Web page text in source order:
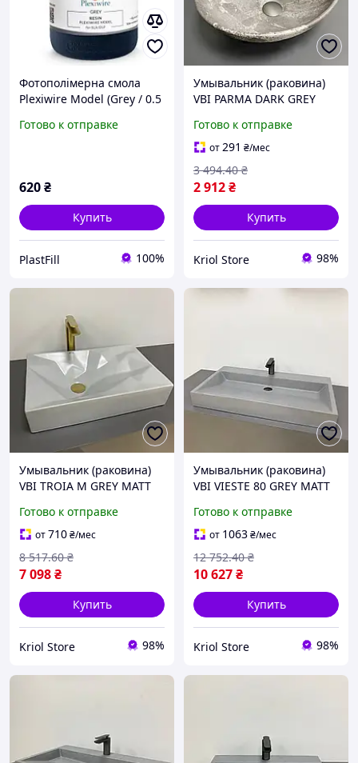
Фотополімерна смола
Plexiwire Model (Grey / 0.5
Готово к отправке
620₴
Купить
PlastFill 100%
Умывальник (раковина)
VBI PARMA DARK GREY
Готово к отправке
от291 ₴/мес
2 912₴
3 494.40 ₴
Купить
Kriol Store 98%
Умывальник (раковина)
VBI TROIA M GREY MATT
Готово к отправке
от710₴/мес
7 098₴
8 517.60 ₴
Купить
Kriol Store 98%
Умывальник (раковина)
VBI VIESTE 80 GREY MATT
Готово к отправке
от 1063₴/мес
10 627₴
12 752.40 ₴
Купить
Kriol Store 98%